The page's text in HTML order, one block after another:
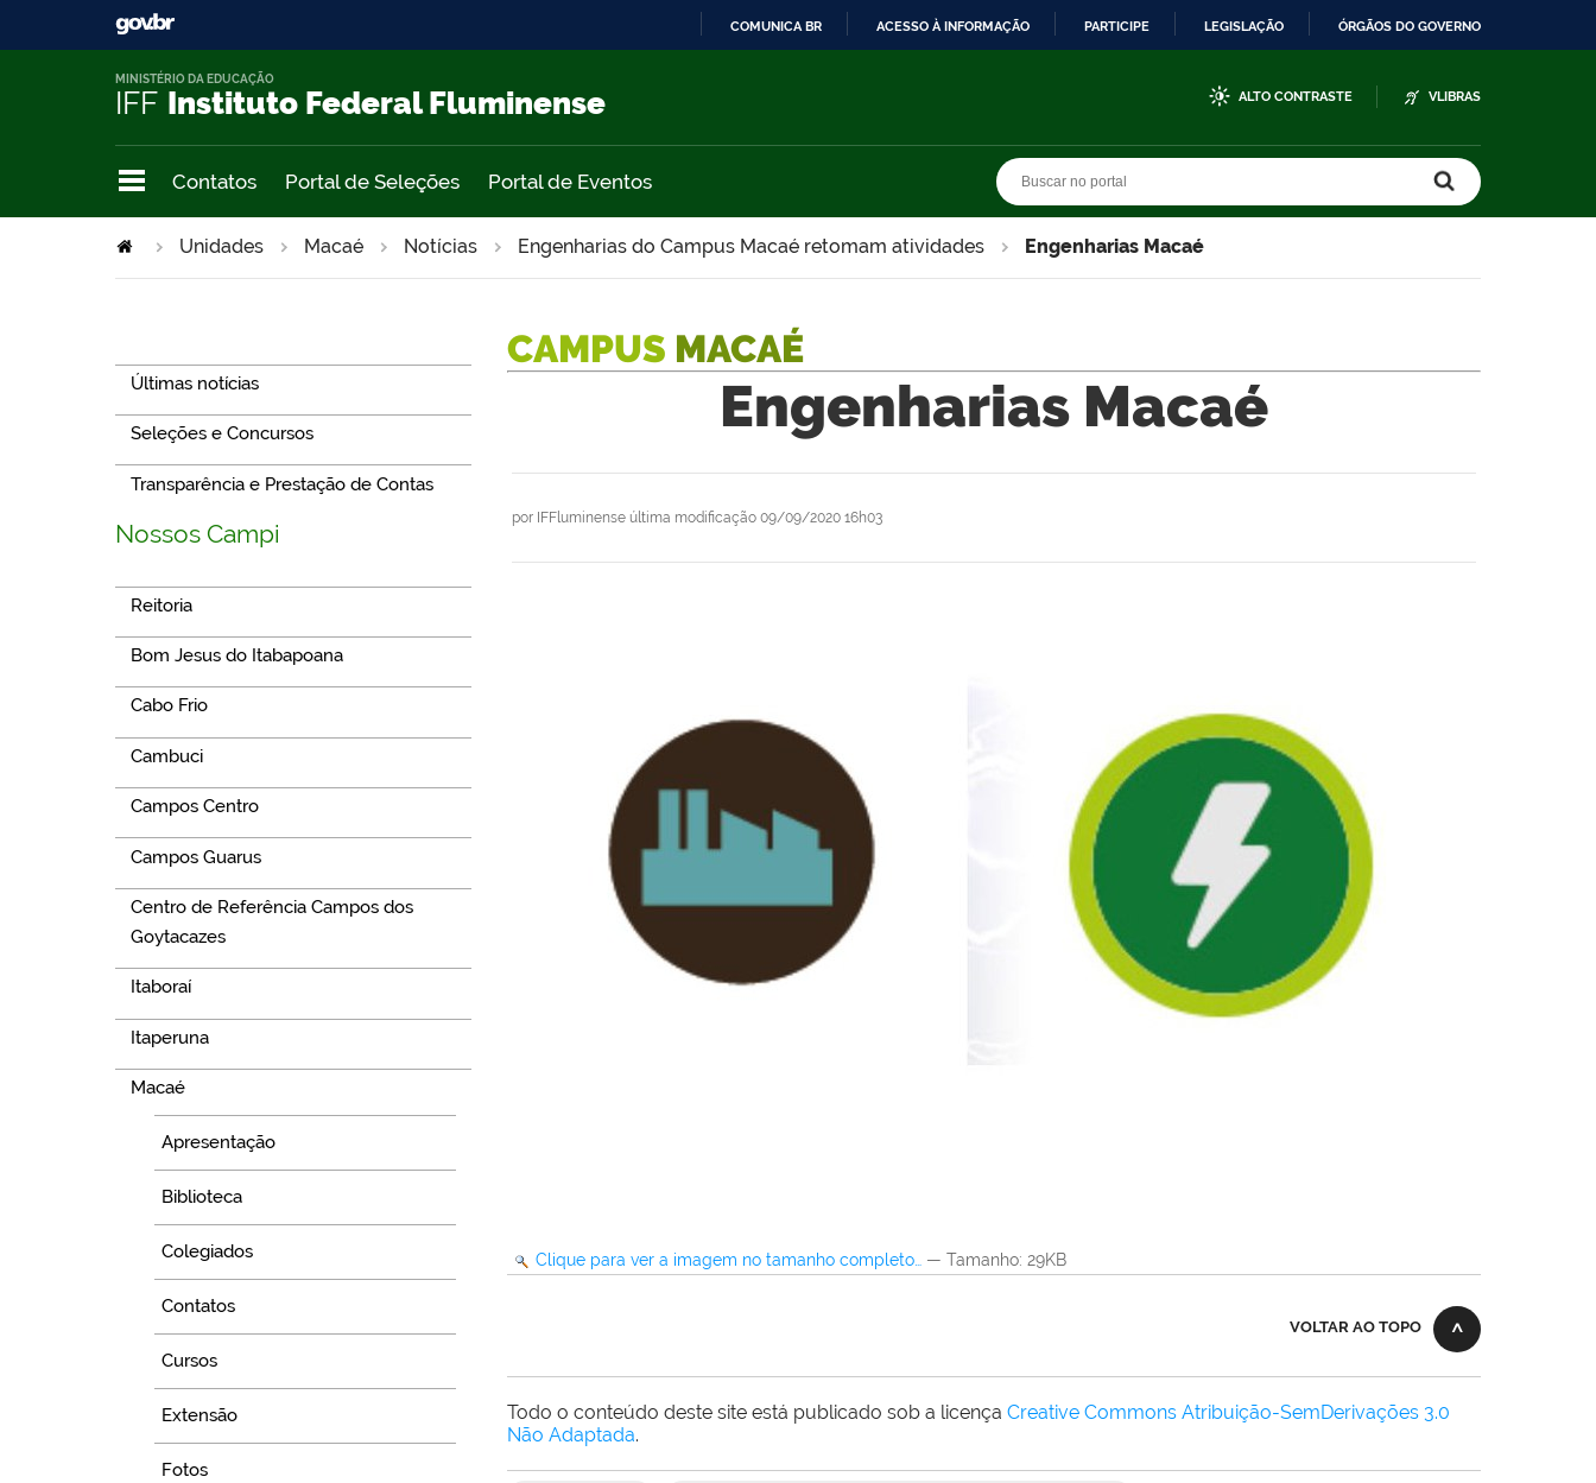
COMUNICA BR ACESSO À INFORMAÇÃO PARTICIPE LEGISLAÇÃO ÓRGÃOS DO GOVERNO
IFF Instituto Federal Fluminense
MINISTÉRIO DA EDUCAÇÃO
ALTO CONTRASTE VLIBRAS
Contatos Portal de Seleções Portal de Eventos
Unidades Macaé Notícias Engenharias do Campus Macaé retomam atividades Engenharias Macaé
Últimas notícias
Seleções e Concursos
Transparência e Prestação de Contas
Nossos Campi
Reitoria
Bom Jesus do Itabapoana
Cabo Frio
Cambuci
Campos Centro
Campos Guarus
Centro de Referência Campos dos
Goytacazes
Itaboraí
Itaperuna
Macaé
Apresentação
Biblioteca
Colegiados
Contatos
Cursos
Extensão
Fotos
CAMPUS MACAÉ
Engenharias Macaé
por IFFluminense última modificação 09/09/2020 16h03
Clique para ver a imagem no tamanho completo… — Tamanho: 29KB
VOLTAR AO TOPO
Todo o conteúdo deste site está publicado sob a licença Creative Commons Atribuição-SemDerivações 3.0
Não Adaptada.